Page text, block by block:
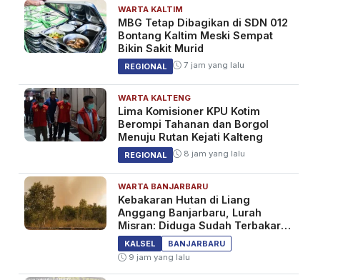
WARTA KALTIM
MBG Tetap Dibagikan di SDN 012
Bontang Kaltim Meski Sempat
Bikin Sakit Murid
REGIONAL 7 jam yang lalu
WARTA KALTENG
Lima Komisioner KPU Kotim
Berompi Tahanan dan Borgol
Menuju Rutan Kejati Kalteng
REGIONAL 8 jam yang lalu
WARTA BANJARBARU
Kebakaran Hutan di Liang
Anggang Banjarbaru, Lurah
Misran: Diduga Sudah Terbakar
Sejak Tadi Malam
KALSEL
BANJARBARU
9 jam yang lalu